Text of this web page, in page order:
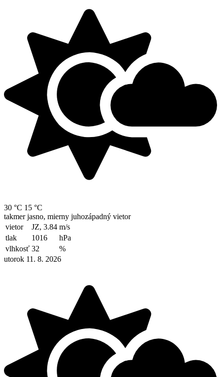
30 °C 15 °C
takmer jasno, mierny juhozápadný vietor
vietor
JZ, 3.84 m/s
tlak
1016
hPa
vlhkosť 32
%
utorok 11. 8. 2026